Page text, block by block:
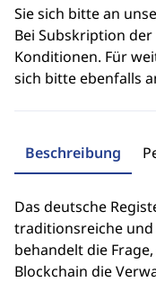
Sie sich bitte an
Bei Subskription
Konditionen. Für
sich bitte ebenfalls
Beschreibung
Das deutsche
traditionsreiche und
behandelt die
Blockchain die